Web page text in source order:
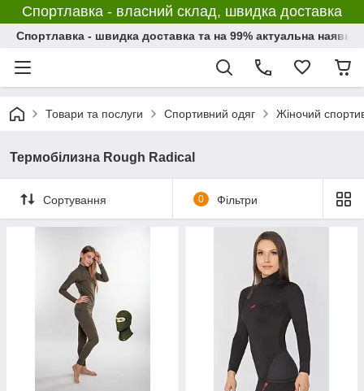
Спортлавка - власний склад, швидка доставка
Спортлавка - швидка доставка та на 99% актуальна
Товари та послуги Спортивний одяг Жіночий
Термобілизна Rough Radical
Сортування 0 Фільтри